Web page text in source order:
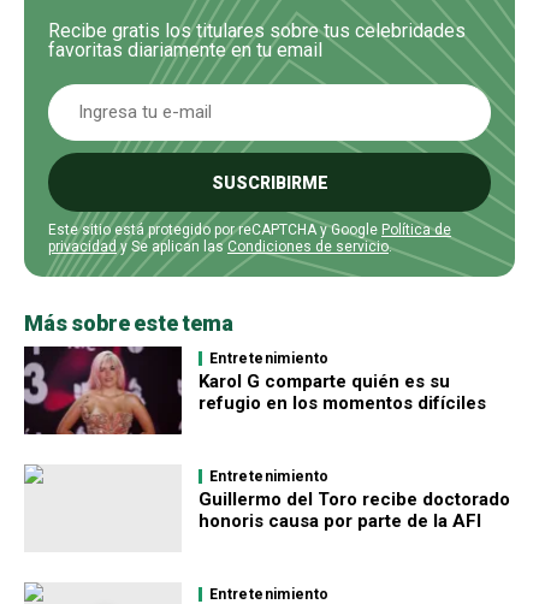
Recibe gratis los titulares sobre tus celebridades
favoritas diariamente en tu email
SUSCRIBIRME
Este sitio está protegido por reCAPTCHA y Google Política de
privacidad y Se aplican lasCondiciones de servicio.
Más sobre este tema
Entretenimiento
Karol G comparte quién es su
refugio en los momentos difíciles
Entretenimiento
Guillermo del Toro recibe doctorado
honoris causa por parte de la AFI
Entretenimiento